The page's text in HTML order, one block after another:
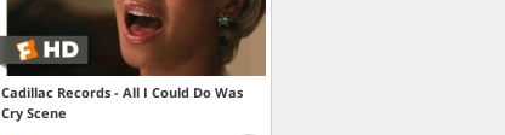
Cadillac Records - All I Could Do Was
Cry Scene